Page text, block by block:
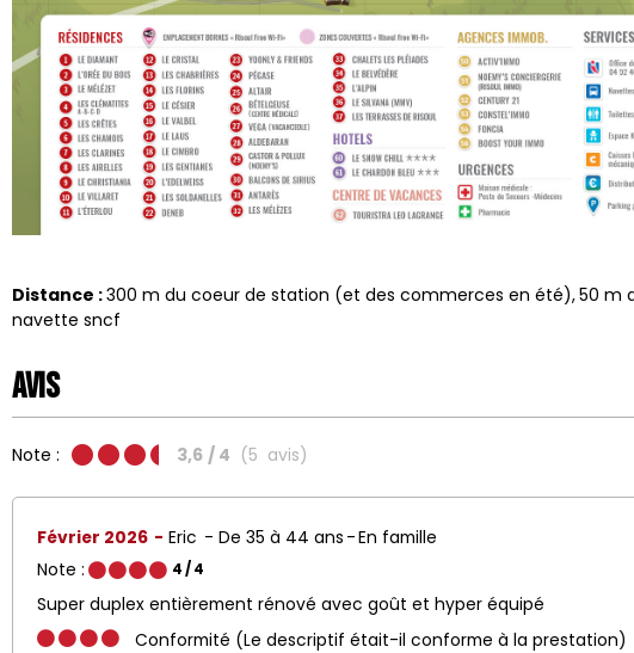
Distance :300 m du coeur de station (et des commerces en été) 50 m
navette sncf
Avis
Note : 3,6 / 4 (5 avis)
Février 2026 Eric De 35 à 44 ans
En famille
Note :
4/ 4
Super duplex entièrement rénové avec goût et hyper équipé
Conformité (Le descriptif était-il conforme à la prestation)